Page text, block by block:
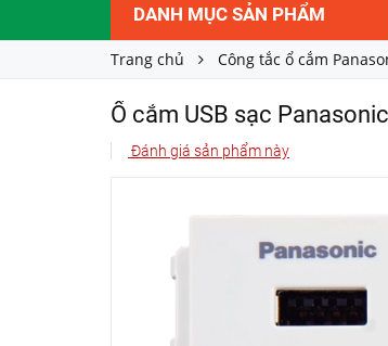
DANH MỤC SẢN PHẨM
Trang chủ Công tắc ổ cắm
Ổ cắm USB sạc
Đánh giá sản phẩm này